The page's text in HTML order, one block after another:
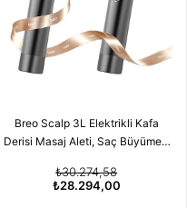
Breo Scalp 3L Elektrikli Kafa
Derisi Masaj Aleti, Saç Büyümesi
Özelliğiyle
₺28.294,00
₺30.274,58